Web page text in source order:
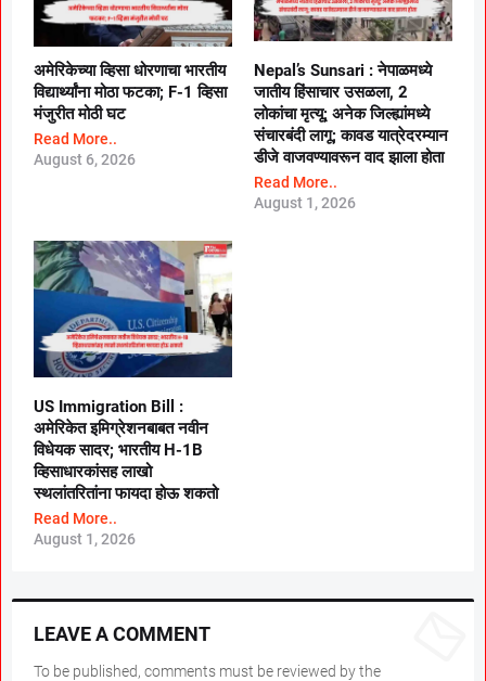
अमेरिकेच्या व्हिसा धोरणाचा भारतीय
विद्यार्थ्यांना मोठा फटका; F-1 व्हिसा
मंजुरीत मोठी घट
Read More..
August 6, 2026
Nepal’s Sunsari : नेपाळमध्ये
जातीय हिंसाचार उसळला, 2
लोकांचा मृत्यू; अनेक जिल्ह्यांमध्ये
संचारबंदी लागू; कावड यात्रेदरम्यान
डीजे वाजवण्यावरून वाद झाला होता
Read More..
August 1, 2026
US Immigration Bill :
अमेरिकेत इमिग्रेशनबाबत नवीन
विधेयक सादर; भारतीय H-1B
व्हिसाधारकांसह लाखो
स्थलांतरितांना फायदा होऊ शकतो
Read More..
August 1, 2026
LEAVE A COMMENT
To be published, comments must be reviewed by the